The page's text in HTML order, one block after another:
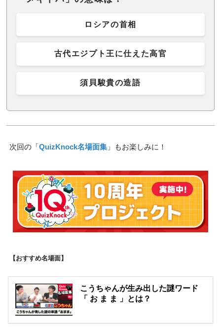
ロシアの首相
古代エジプト王に仕えた高官
須貝駿貴の造語
次回の「QuizKnock名場面集」もお楽しみに！
【おすすめ名場面】
こうちゃんが生み出した謎ワード
「 お ま ま 」とは？